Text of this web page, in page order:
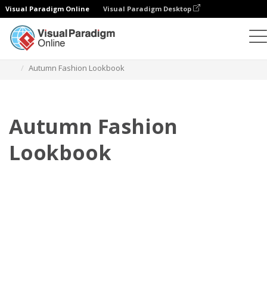
Visual Paradigm Online Visual Paradigm Desktop
Autumn Fashion Lookbook
Autumn Fashion
Lookbook